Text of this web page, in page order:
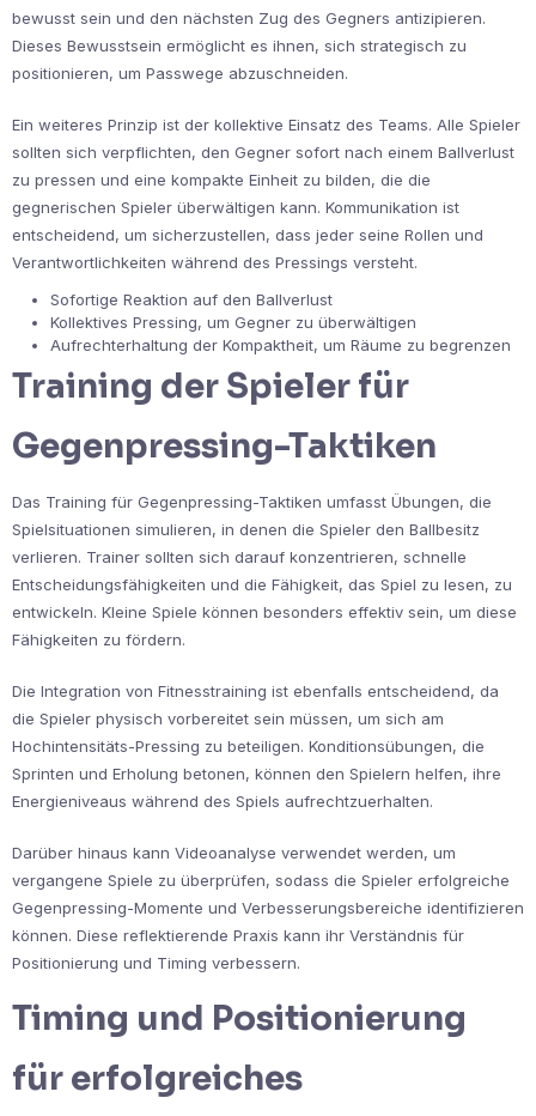
bewusst sein und den nächsten Zug des Gegners antizipieren.
Dieses Bewusstsein ermöglicht es ihnen, sich strategisch zu
positionieren, um Passwege abzuschneiden.
Ein weiteres Prinzip ist der kollektive Einsatz des Teams. Alle Spieler
sollten sich verpflichten, den Gegner sofort nach einem Ballverlust
zu pressen und eine kompakte Einheit zu bilden, die die
gegnerischen Spieler überwältigen kann. Kommunikation ist
entscheidend, um sicherzustellen, dass jeder seine Rollen und
Verantwortlichkeiten während des Pressings versteht.
Sofortige Reaktion auf den Ballverlust
Kollektives Pressing, um Gegner zu überwältigen
Aufrechterhaltung der Kompaktheit, um Räume zu begrenzen
Training der Spieler für
Gegenpressing-Taktiken
Das Training für Gegenpressing-Taktiken umfasst Übungen, die
Spielsituationen simulieren, in denen die Spieler den Ballbesitz
verlieren. Trainer sollten sich darauf konzentrieren, schnelle
Entscheidungsfähigkeiten und die Fähigkeit, das Spiel zu lesen, zu
entwickeln. Kleine Spiele können besonders effektiv sein, um diese
Fähigkeiten zu fördern.
Die Integration von Fitnesstraining ist ebenfalls entscheidend, da
die Spieler physisch vorbereitet sein müssen, um sich am
Hochintensitäts-Pressing zu beteiligen. Konditionsübungen, die
Sprinten und Erholung betonen, können den Spielern helfen, ihre
Energieniveaus während des Spiels aufrechtzuerhalten.
Darüber hinaus kann Videoanalyse verwendet werden, um
vergangene Spiele zu überprüfen, sodass die Spieler erfolgreiche
Gegenpressing-Momente und Verbesserungsbereiche identifizieren
können. Diese reflektierende Praxis kann ihr Verständnis für
Positionierung und Timing verbessern.
Timing und Positionierung
für erfolgreiches